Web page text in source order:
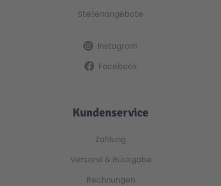
Stellenangebote
Instagram
Facebook
Kundenservice
Zahlung
Versand & Rückgabe
Rechnungen